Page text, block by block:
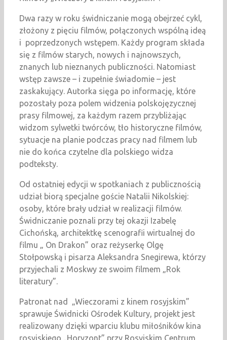
Dwa razy w roku świdniczanie mogą obejrzeć cykl,
złożony z pięciu filmów, połączonych wspólną ideą
i poprzedzonych wstępem. Każdy program składa
się z filmów starych, nowych i najnowszych,
znanych lub nieznanych publiczności. Natomiast
wstęp zawsze – i zupełnie świadomie – jest
zaskakujący. Autorka sięga po informację, które
pozostały poza polem widzenia polskojęzycznej
prasy filmowej, za każdym razem przybliżając
widzom sylwetki twórców, tło historyczne filmów,
sytuacje na planie podczas pracy nad filmem lub
nie do końca czytelne dla polskiego widza
podteksty.
Od ostatniej edycji w spotkaniach z publicznością
udział biorą specjalne goście Natalii Nikolskiej:
osoby, które brały udział w realizacji filmów.
Świdniczanie poznali przy tej okazji Izabelę
Cichońską, architektkę scenografii wirtualnej do
filmu „ On Drakon” oraz reżyserkę Olgę
Stołpowską i pisarza Aleksandra Snegirewa, którzy
przyjechali z Moskwy ze swoim filmem „Rok
literatury”.
Patronat nad „Wieczorami z kinem rosyjskim”
sprawuje Świdnicki Ośrodek Kultury, projekt jest
realizowany dzięki wparciu klubu miłośników kina
rosyjskiego „Horyzont” przy Rosyjskim Centrum